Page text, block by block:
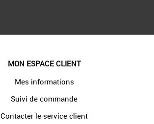
MON ESPACE CLIENT
Mes informations
Suivi de commande
Contacter le service client